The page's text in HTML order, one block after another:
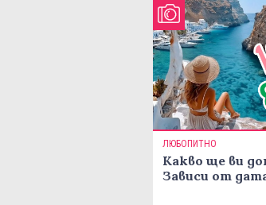
ЛЮБОПИТНО
Какво ще ви
Зависи от